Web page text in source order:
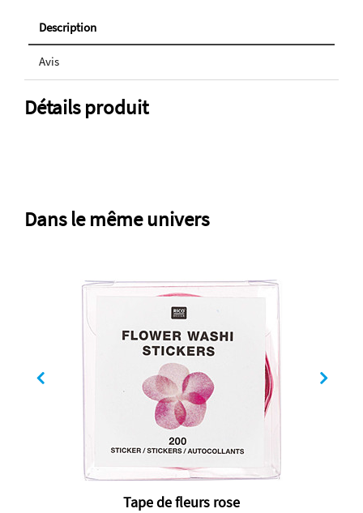
Description
Avis
Détails produit
Dans le même univers
Tape de fleurs rose